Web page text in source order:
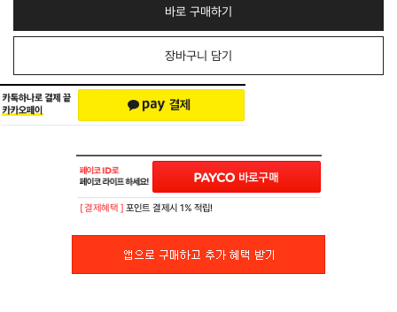
바로 구매하기
장바구니 담기
[ 결제혜택 ] 포인트 결제시 1% 적립!